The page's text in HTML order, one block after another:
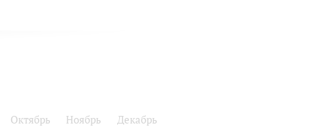
Октябрь Ноябрь Декабрь